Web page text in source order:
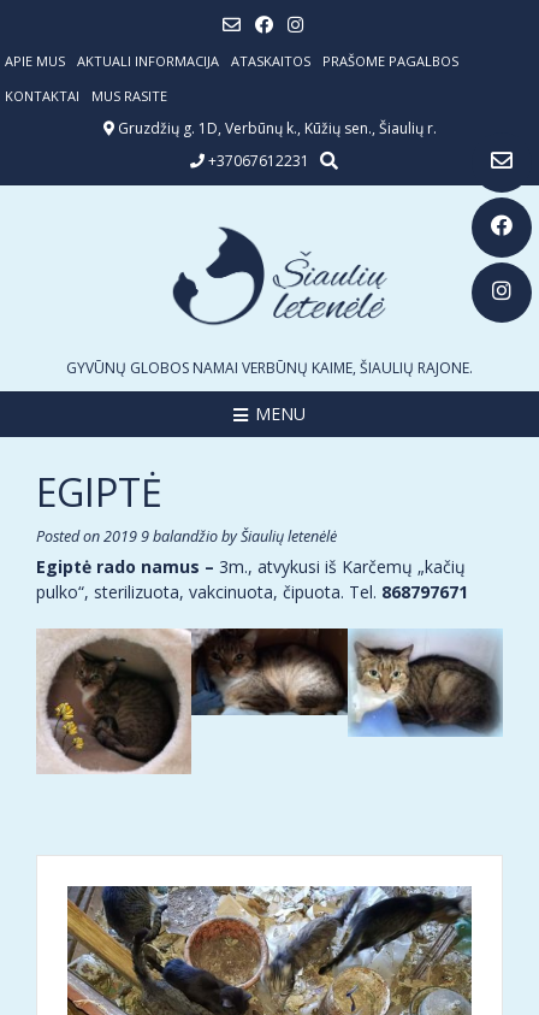
content
APIE MUS AKTUALI INFORMACIJA ATASKAITOS
PRAŠOME PAGALBOS
KONTAKTAI
MUS RASITE
Gruzdžių g. 1D, Verbūnų k., Kūžių sen., Šiaulių r.
+37067612231
GYVŪNŲ GLOBOS NAMAI VERBŪNŲ KAIME, ŠIAULIŲ RAJONE.
MENU
EGIPTĖ
Posted on2019 9 balandžiobyŠiaulių letenėlė
Egiptė rado namus – 3m., atvykusi iš Karčemų „kačių
pulko“, sterilizuota, vakcinuota, čipuota. Tel. 868797671